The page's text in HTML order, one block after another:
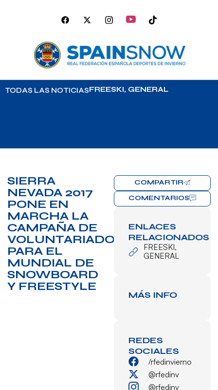
TODAS LAS NOTICIASFREESKI, GENERAL
SIERRA
NEVADA 2017
PONE EN
MARCHA LA
CAMPAÑA DE
VOLUNTARIADO
PARA EL
MUNDIAL DE
SNOWBOARD
Y FREESTYLE
COMPARTIR
COMENTARIOS
ENLACES
RELACIONADOS
FREESKI,
GENERAL
MÁS INFO
REDES
SOCIALES
/rfedinvierno
@rfedinv
@rfedinv